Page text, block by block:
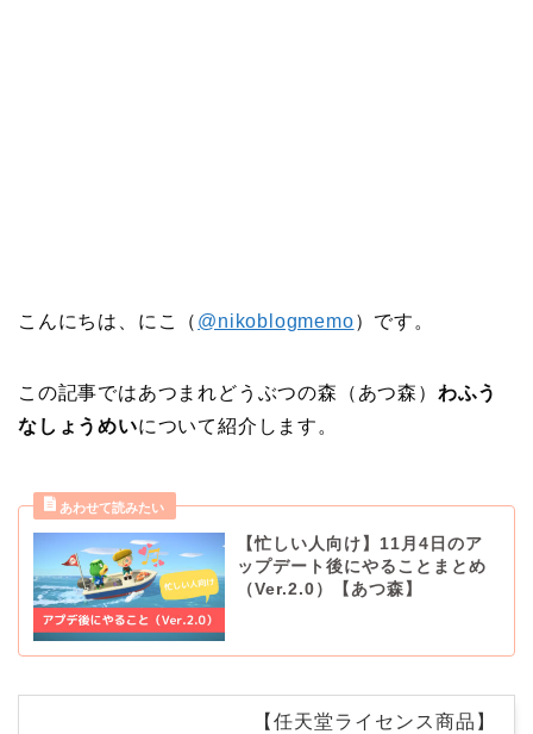
こんにちは、にこ（ @nikoblogmemo）です。
この記事ではあつまれどうぶつの森（あつ森） わふう
なしょうめいについて紹介します。
【忙しい人向け】11月4日のア
ップデート後にやることまとめ
（Ver.2.0）【あつ森】
【任天堂ライセンス商品】